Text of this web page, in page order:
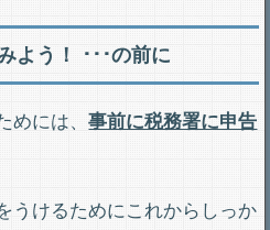
よう！ ･･･の前に
めには、事前に税務署に申告
うけるためにこれからしっか